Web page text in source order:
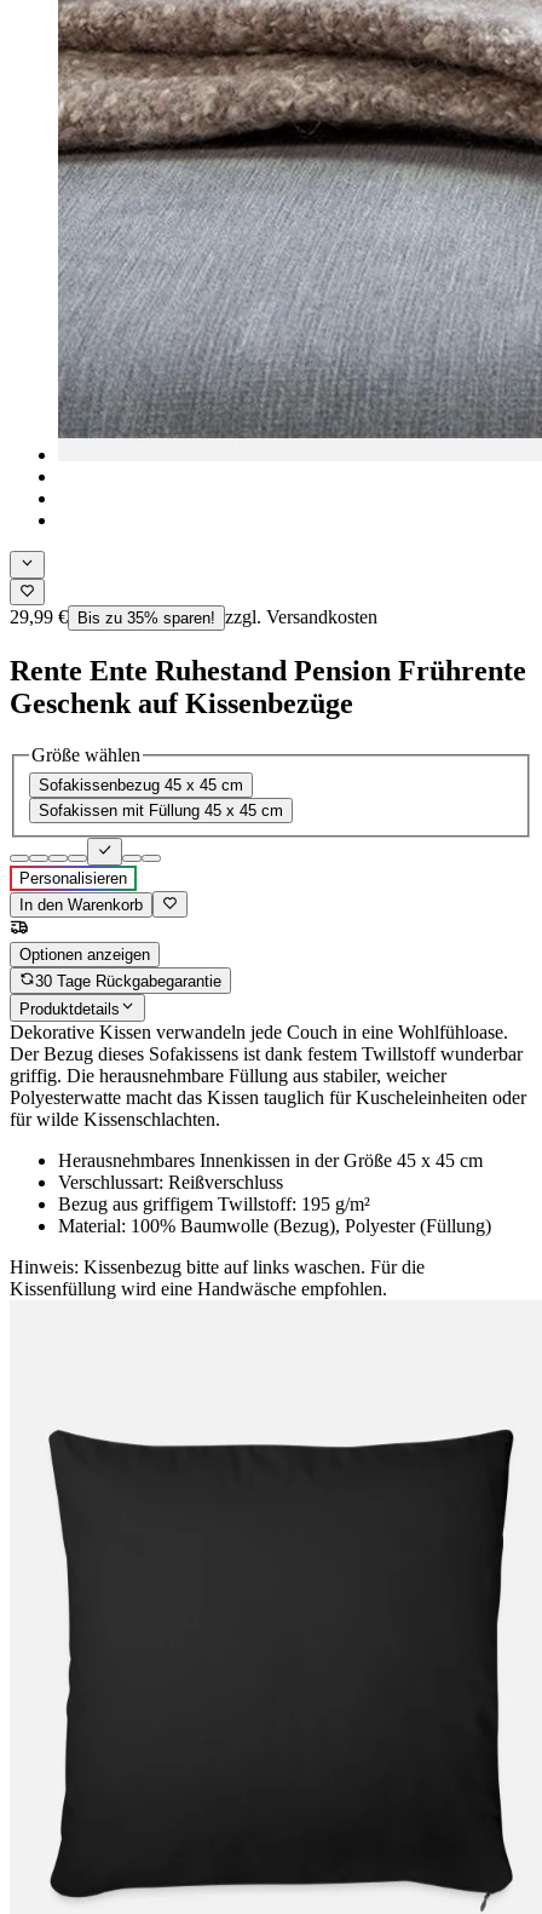
29,99 € Bis zu 35% sparen! zzgl. Versandkosten
Rente Ente Ruhestand Pension Frührente
Geschenk auf Kissenbezüge
Größe wählen
Sofakissenbezug 45 x 45 cm
Sofakissen mit Füllung 45 x 45 cm
Personalisieren
In den Warenkorb
Optionen anzeigen
30 Tage Rückgabegarantie
Produktdetails
Dekorative Kissen verwandeln jede Couch in eine Wohlfühloase.
Der Bezug dieses Sofakissens ist dank festem Twillstoff wunderbar
griffig. Die herausnehmbare Füllung aus stabiler, weicher
Polyesterwatte macht das Kissen tauglich für Kuscheleinheiten oder
für wilde Kissenschlachten.
Herausnehmbares Innenkissen in der Größe 45 x 45 cm
Verschlussart: Reißverschluss
Bezug aus griffigem Twillstoff: 195 g/m²
Material: 100% Baumwolle (Bezug), Polyester (Füllung)
Hinweis: Kissenbezug bitte auf links waschen. Für die
Kissenfüllung wird eine Handwäsche empfohlen.